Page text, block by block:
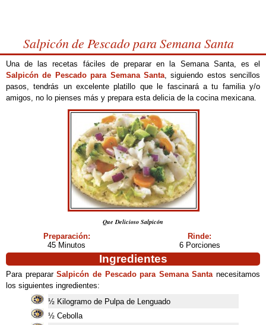
Salpicón de Pescado para Semana Santa
Una de las recetas fáciles de preparar en la Semana Santa, es el
Salpicón de Pescado para Semana Santa, siguiendo estos sencillos
pasos, tendrás un excelente platillo que le fascinará a tu familia y/o
amigos, no lo pienses más y prepara esta delicia de la cocina mexicana.
Que Delicioso Salpicón
Preparación:
45 Minutos
Rinde:
6 Porciones
Ingredientes
Para prepararSalpicón de Pescado para Semana Santanecesitamos
los siguientes ingredientes:
½ Kilogramo de Pulpa de Lenguado
½ Cebolla